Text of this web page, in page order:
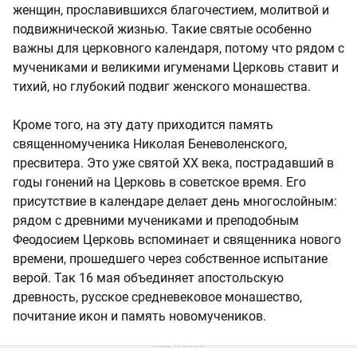
женщин, прославившихся благочестием, молитвой и
подвижнической жизнью. Такие святые особенно
важны для церковного календаря, потому что рядом с
мучениками и великими игуменами Церковь ставит и
тихий, но глубокий подвиг женского монашества.
Кроме того, на эту дату приходится память
священномученика Николая Беневоленского,
пресвитера. Это уже святой XX века, пострадавший в
годы гонений на Церковь в советское время. Его
присутствие в календаре делает день многослойным:
рядом с древними мучениками и преподобным
Феодосием Церковь вспоминает и священника нового
времени, прошедшего через собственное испытание
верой. Так 16 мая объединяет апостольскую
древность, русское средневековое монашество,
почитание икон и память новомучеников.